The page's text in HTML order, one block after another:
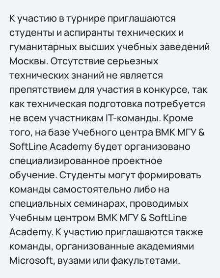
К участию в турнире приглашаются
студенты и аспиранты технических и
гуманитарных высших учебных заведений
Москвы. Отсутствие серьезных
технических знаний не является
препятствием для участия в конкурсе, так
как техническая подготовка потребуется
не всем участникам IT-команды. Кроме
того, на базе Учебного центра ВМК МГУ &
SoftLine Academy будет организовано
специализированное проектное
обучение. Студенты могут формировать
команды самостоятельно либо на
специальных семинарах, проводимых
Учебным центром ВМК МГУ & SoftLine
Academy. К участию приглашаются также
команды, организованные академиями
Microsoft, вузами или факультетами.